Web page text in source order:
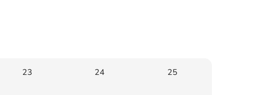
23 24 25